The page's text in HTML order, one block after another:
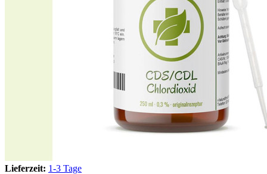
Lieferzeit: 1-3 Tage